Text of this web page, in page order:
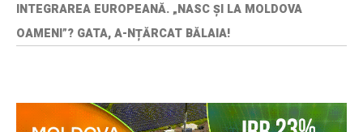
INTEGRAREA EUROPEANĂ. „NASC ȘI LA MOLDOVA
OAMENI”? GATA, A-NȚĂRCAT BĂLAIA!